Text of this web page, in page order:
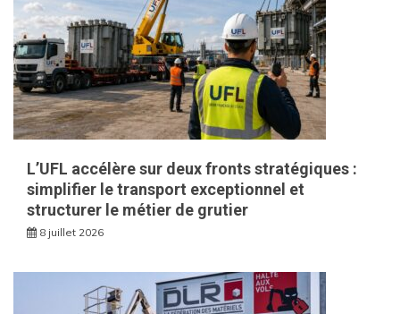
L’UFL accélère sur deux fronts stratégiques :
simplifier le transport exceptionnel et
structurer le métier de grutier
8 juillet 2026